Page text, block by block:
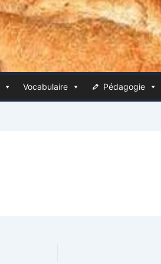
Voca­bu­laire Péda­go­gie